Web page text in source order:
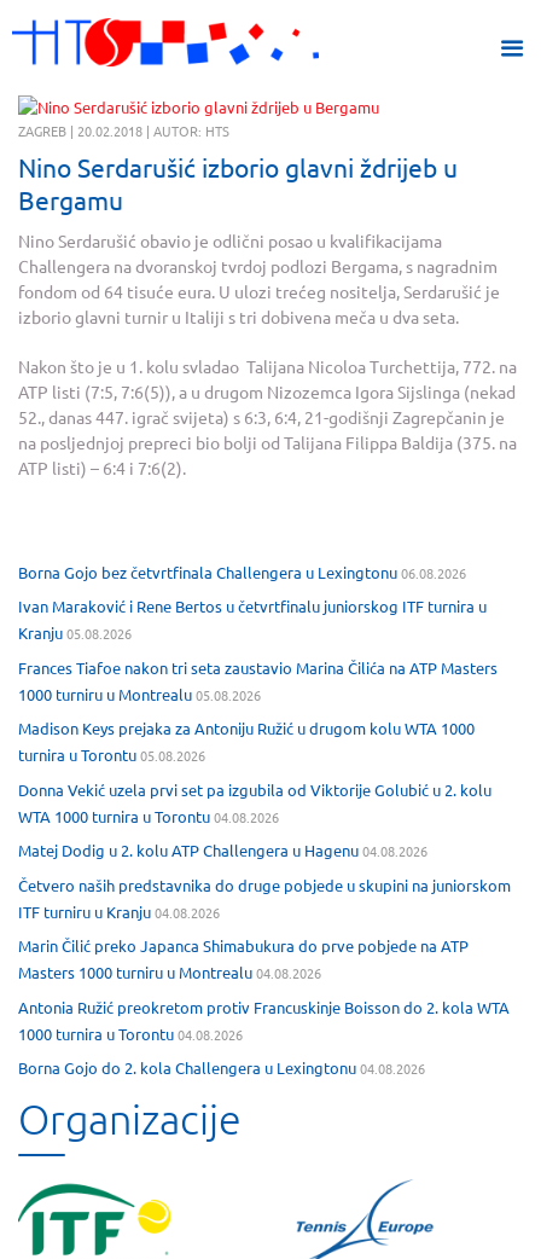
ZAGREB | 20.02.2018 | AUTOR: HTS
Nino Serdarušić izborio glavni ždrijeb u
Bergamu
Nino Serdarušić obavio je odlični posao u kvalifikacijama
Challengera na dvoranskoj tvrdoj podlozi Bergama, s nagradnim
fondom od 64 tisuće eura. U ulozi trećeg nositelja, Serdarušić je
izborio glavni turnir u Italiji s tri dobivena meča u dva seta.
Nakon što je u 1. kolu svladao Talijana Nicoloa Turchettija, 772. na
ATP listi (7:5, 7:6(5)), a u drugom Nizozemca Igora Sijslinga (nekad
52., danas 447. igrač svijeta) s 6:3, 6:4, 21-godišnji Zagrepčanin je
na posljednjoj prepreci bio bolji od Talijana Filippa Baldija (375. na
ATP listi) – 6:4 i 7:6(2).
Borna Gojo bez četvrtfinala Challengera u Lexingtonu06.08.2026
Ivan Maraković i Rene Bertos u četvrtfinalu juniorskog ITF turnira u
Kranju05.08.2026
Frances Tiafoe nakon tri seta zaustavio Marina Čilića na ATP Masters
1000 turniru u Montrealu05.08.2026
Madison Keys prejaka za Antoniju Ružić u drugom kolu WTA 1000
turnira u Torontu05.08.2026
Donna Vekić uzela prvi set pa izgubila od Viktorije Golubić u 2. kolu
WTA 1000 turnira u Torontu04.08.2026
Matej Dodig u 2. kolu ATP Challengera u Hagenu04.08.2026
Četvero naših predstavnika do druge pobjede u skupini na juniorskom
ITF turniru u Kranju04.08.2026
Marin Čilić preko Japanca Shimabukura do prve pobjede na ATP
Masters 1000 turniru u Montrealu04.08.2026
Antonia Ružić preokretom protiv Francuskinje Boisson do 2. kola WTA
1000 turnira u Torontu04.08.2026
Borna Gojo do 2. kola Challengera u Lexingtonu04.08.2026
Organizacije